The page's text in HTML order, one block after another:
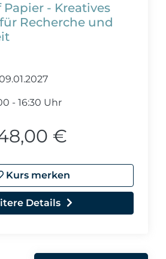
- Kreatives
Recherche und
- 16:30 Uhr
€
Kurs merken
Details